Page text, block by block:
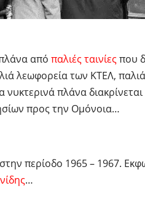
από παλιές ταινίεςπου
λεωφορεία των ΚΤΕΛ,
πλάνα
προς την Ομόνοια…
περίοδο 1965 – 1967.
…